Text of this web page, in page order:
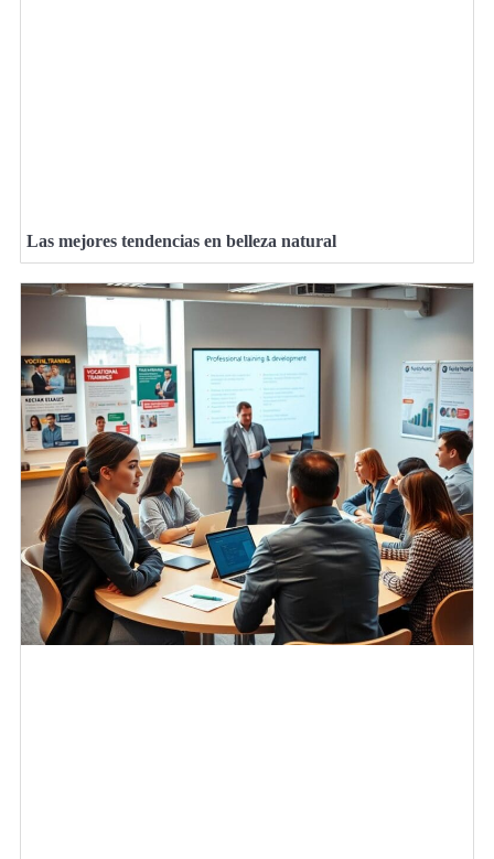
Las mejores tendencias en belleza natural